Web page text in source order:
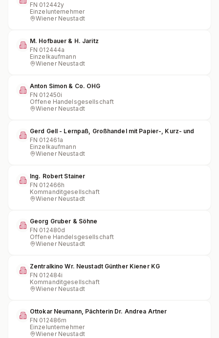
FN 012442y
Einzelunternehmer
Wiener Neustadt
M. Hofbauer & H. Jaritz
FN 012444a
Einzelkaufmann
Wiener Neustadt
Anton Simon & Co. OHG
FN 012450i
Offene Handelsgesellschaft
Wiener Neustadt
Gerd Gell - Lernpaß, Großhandel mit Papier-, Kurz- und
FN 012461a
Einzelkaufmann
Wiener Neustadt
Ing. Robert Stainer
FN 012466h
Kommanditgesellschaft
Wiener Neustadt
Georg Gruber & Söhne
FN 012480d
Offene Handelsgesellschaft
Wiener Neustadt
Zentralkino Wr. Neustadt Günther Kiener KG
FN 012484i
Kommanditgesellschaft
Wiener Neustadt
Ottokar Neumann, Pächterin Dr. Andrea Artner
FN 012486m
Einzelunternehmer
Wiener Neustadt